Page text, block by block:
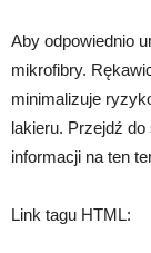
Aby odpowiednio
mikrofibry.
minimalizuje
lakieru. Przejdź
informacji na ten
Link tagu HTML: